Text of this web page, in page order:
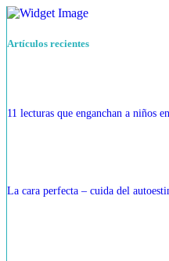
Artículos recientes
11 lecturas que enganchan a niños
La cara perfecta – cuida del